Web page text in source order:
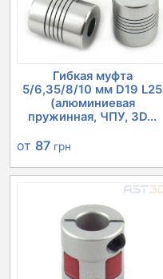
Гибкая муфта
5/6,35/8/10 мм D19 L25
(алюминиевая
пружинная, ЧПУ, 3D...
от 87 грн